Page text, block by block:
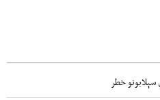
خطر